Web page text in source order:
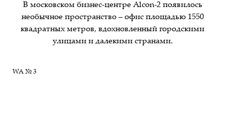
В московском бизнес-центре Alcon-2 появилось
необычное пространство – офис площадью 1550
квадратных метров, вдохновленный городскими
улицами и далекими странами.
WA № 3